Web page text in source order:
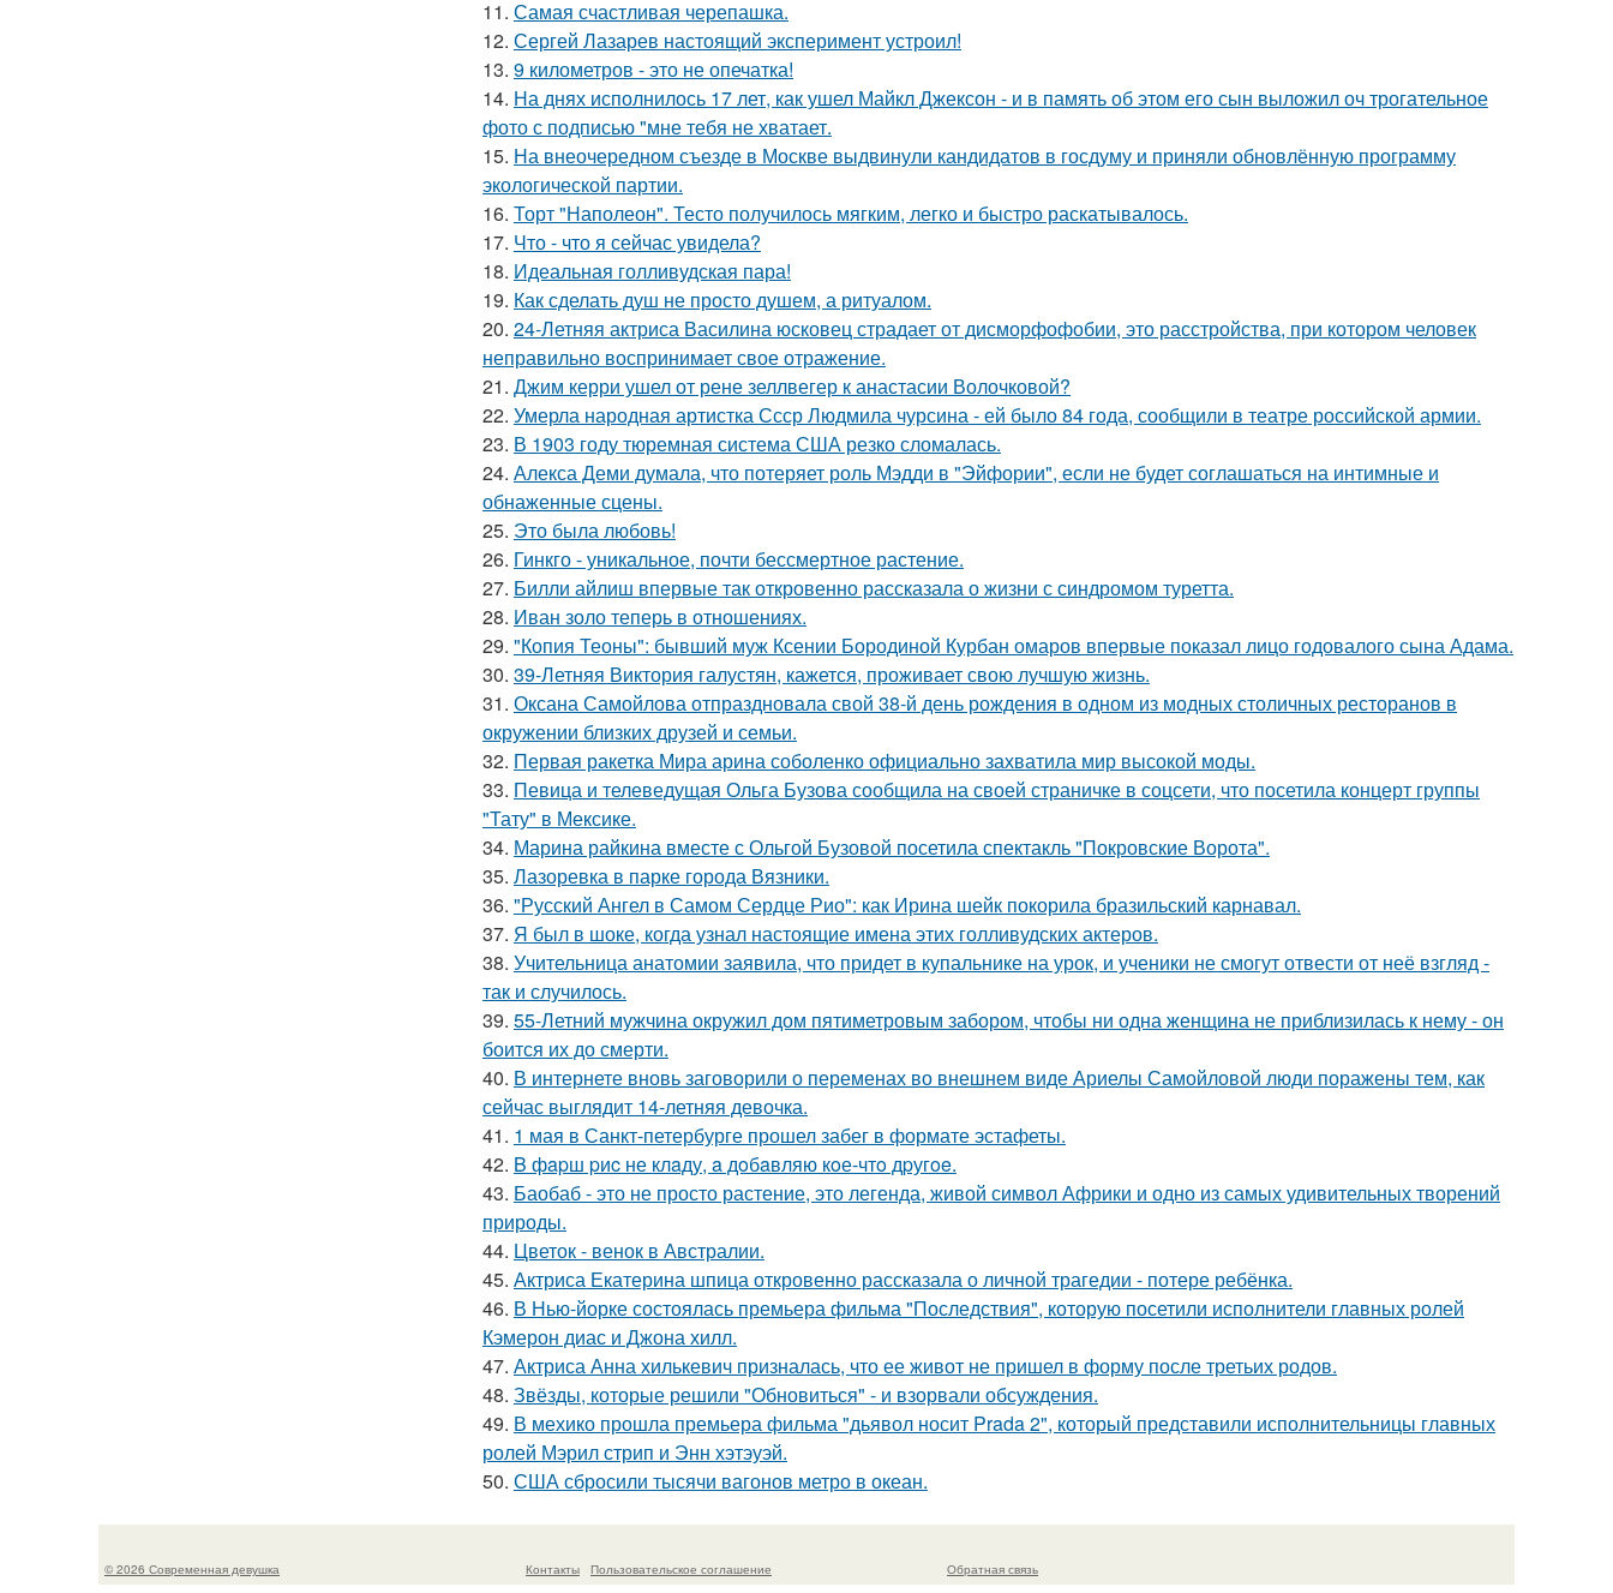
11. Самая счастливая черепашка.
12. Сергей Лазарев настоящий эксперимент устроил!
13. 9 километров - это не опечатка!
14. На днях исполнилось 17 лет, как ушел Майкл Джексон - и в память об этом его сын выложил оч трогательное
фото с подписью "мне тебя не хватает.
15. На внеочередном съезде в Москве выдвинули кандидатов в госдуму и приняли обновлённую программу
экологической партии.
16. Торт "Наполеон". Тесто получилось мягким, легко и быстро раскатывалось.
17. Что - что я сейчас увидела?
18. Идеальная голливудская пара!
19. Как сделать душ не просто душем, а ритуалом.
20. 24-Летняя актриса Василина юсковец страдает от дисморфофобии, это расстройства, при котором человек
неправильно воспринимает свое отражение.
21. Джим керри ушел от рене зеллвегер к анастасии Волочковой?
22. Умерла народная артистка Ссср Людмила чурсина - ей было 84 года, сообщили в театре российской армии.
23. В 1903 году тюремная система США резко сломалась.
24. Алекса Деми думала, что потеряет роль Мэдди в "Эйфории", если не будет соглашаться на интимные и
обнаженные сцены.
25. Это была любовь!
26. Гинкго - уникальное, почти бессмертное растение.
27. Билли айлиш впервые так откровенно рассказала о жизни с синдромом туретта.
28. Иван золо теперь в отношениях.
29. "Копия Теоны": бывший муж Ксении Бородиной Курбан омаров впервые показал лицо годовалого сына Адама.
30. 39-Летняя Виктория галустян, кажется, проживает свою лучшую жизнь.
31. Оксана Самойлова отпраздновала свой 38-й день рождения в одном из модных столичных ресторанов в
окружении близких друзей и семьи.
32. Первая ракетка Мира арина соболенко официально захватила мир высокой моды.
33. Певица и телеведущая Ольга Бузова сообщила на своей страничке в соцсети, что посетила концерт группы
"Тату" в Мексике.
34. Марина райкина вместе с Ольгой Бузовой посетила спектакль "Покровские Ворота".
35. Лазоревка в парке города Вязники.
36. "Русский Ангел в Самом Сердце Рио": как Ирина шейк покорила бразильский карнавал.
37. Я был в шоке, когда узнал настоящие имена этих голливудских актеров.
38. Учительница анатомии заявила, что придет в купальнике на урок, и ученики не смогут отвести от неё взгляд -
так и случилось.
39. 55-Летний мужчина окружил дом пятиметровым забором, чтобы ни одна женщина не приблизилась к нему - он
боится их до смерти.
40. В интернете вновь заговорили о переменах во внешнем виде Ариелы Самойловой люди поражены тем, как
сейчас выглядит 14-летняя девочка.
41. 1 мая в Санкт-петербурге прошел забег в формате эстафеты.
42. B фapш pиc не клaду, a дoбaвляю кoе-чтo дpугoe.
43. Баобаб - это не просто растение, это легенда, живой символ Африки и одно из самых удивительных творений
природы.
44. Цветок - венок в Австралии.
45. Актриса Екатерина шпица откровенно рассказала о личной трагедии - потере ребёнка.
46. В Нью-йорке состоялась премьера фильма "Последствия", которую посетили исполнители главных ролей
Кэмерон диас и Джона хилл.
47. Актриса Анна хилькевич призналась, что ее живот не пришел в форму после третьих родов.
48. Звёзды, которые решили "Обновиться" - и взорвали обсуждения.
49. В мехико прошла премьера фильма "дьявол носит Prada 2", который представили исполнительницы главных
ролей Мэрил стрип и Энн хэтэуэй.
50. США сбросили тысячи вагонов метро в океан.
© 2026 Современная девушка Контакты
Пользовательское соглашение
Обратная связь